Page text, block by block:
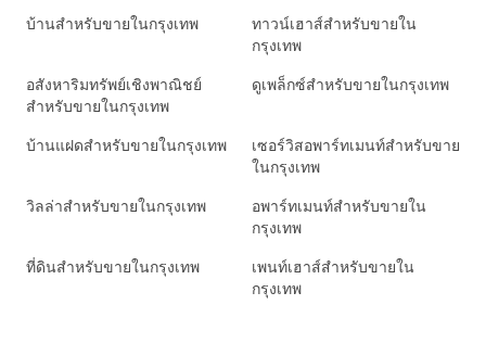
บ้านสำหรับขายในกรุงเทพ
ทาวน์เฮาส์สำหรับขายใน
กรุงเทพ
อสังหาริมทรัพย์เชิงพาณิชย์
สำหรับขายในกรุงเทพ
ดูเพล็กซ์สำหรับขายในกรุงเทพ
บ้านแฝดสำหรับขายในกรุงเทพ
เซอร์วิสอพาร์ทเมนท์สำหรับขาย
ในกรุงเทพ
วิลล่าสำหรับขายในกรุงเทพ
อพาร์ทเมนท์สำหรับขายใน
กรุงเทพ
ที่ดินสำหรับขายในกรุงเทพ
เพนท์เฮาส์สำหรับขายใน
กรุงเทพ